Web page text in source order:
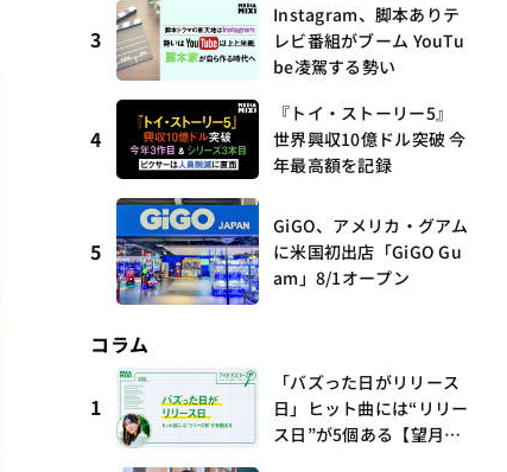
3
Instagram、脚本ありテ
レビ番組がブーム YouTu
be凌駕する勢い
4
『トイ・ストーリー5』
世界興収10億ドル突破 今
年最高額を記録
5
GiGO、アメリカ・グアム
に米国初出店「GiGO Gu
am」8/1オープン
コラム
1
「バズった日がリリース
日」ヒット曲には“リリー
ス日”が5個ある【望月優